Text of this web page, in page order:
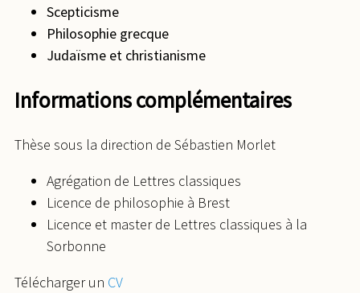
Scepticisme
Philosophie grecque
Judaïsme et christianisme
Informations complémentaires
Thèse sous la direction de Sébastien Morlet
Agrégation de Lettres classiques
Licence de philosophie à Brest
Licence et master de Lettres classiques à la
Sorbonne
Télécharger un CV